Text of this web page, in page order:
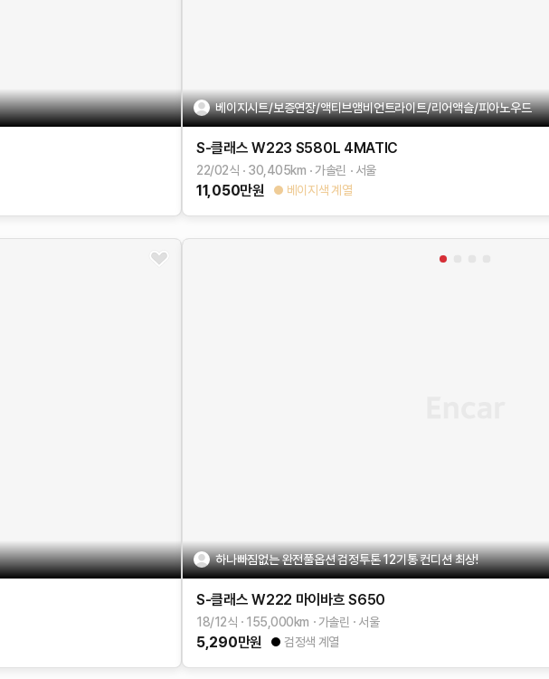
베이지시트/보증연장/액티브앰비언트라이트/리어액슬/피아노우드
S-클래스 W223 S580L 4MATIC
22/02식 30,405km 가솔린 서울
11,050만원 베이지색 계열
하나빠짐없는 완전풀옵션 검정투톤 12기통 컨디션 최상!
S-클래스 W222 마이바흐 S650
18/12식 155,000km 가솔린 서울
5,290만원 검정색 계열